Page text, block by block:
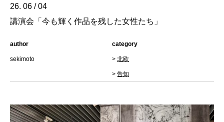
26. 06 / 04
講演会「今も輝く作品を残した女性たち」
author
sekimoto
category
> 北欧
> 告知